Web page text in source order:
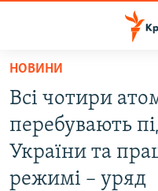
Перейти
основного
матеріалу
Перейти
до
основної
ВОДА.КРИМ
ВІДЕО ТА ФОТО
ПОЛІТИКА
НОВИНИ
Всі чотири
перебувають
України та
режимі – уряд